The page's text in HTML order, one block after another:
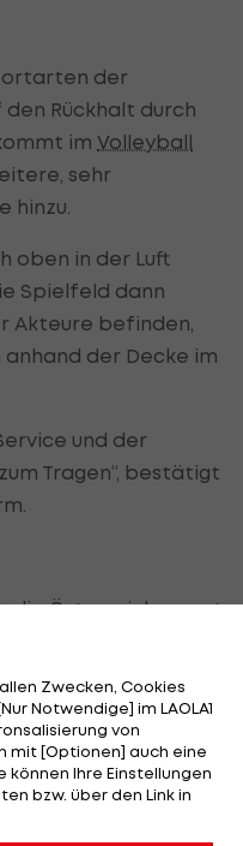
der
Rückhalt durch
im Volleyball
sehr
hinzu.
oben in der Luft
Spielfeld dann
Akteure befinden,
der Decke im
und der
Tragen“, bestätigt
die Österreicher erst
ÖVV-Equipe in der
Daniel Gavan und
Testspielen
Mittwoch.
Zwecken, Cookies
Notwendige] im LAOLA1
von
mit [Optionen] auch eine
können Ihre Einstellungen
bzw. über den Link in